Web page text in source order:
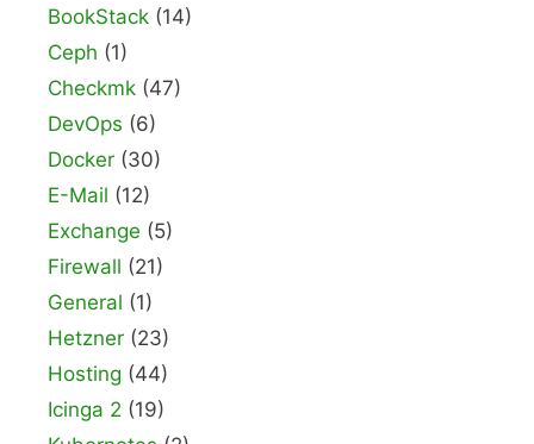
BookStack (14)
Ceph (1)
Checkmk (47)
DevOps (6)
Docker (30)
E-Mail (12)
Exchange (5)
Firewall (21)
General (1)
Hetzner (23)
Hosting (44)
Icinga 2 (19)